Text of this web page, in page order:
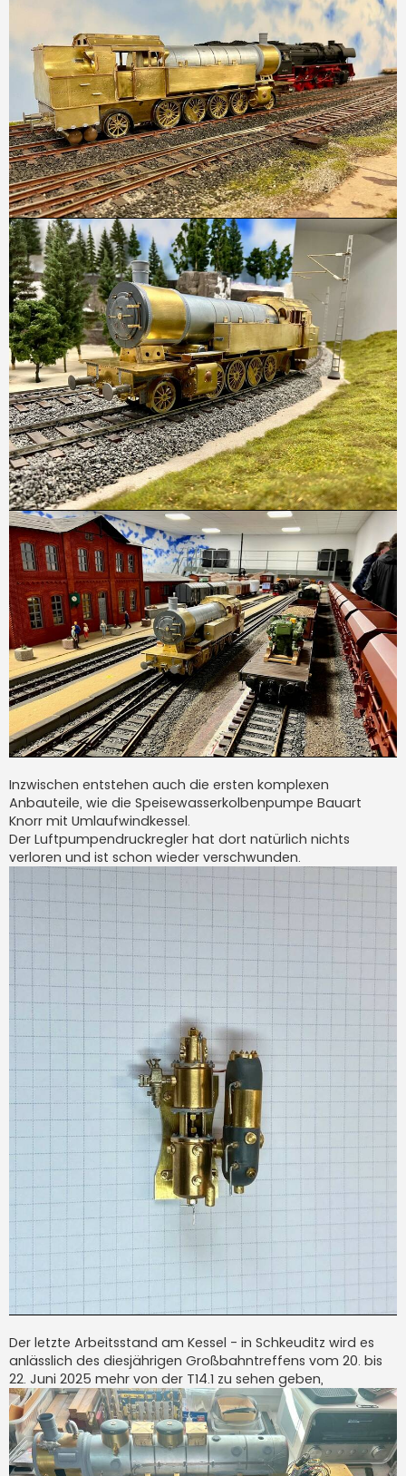
Inzwischen entstehen auch die ersten komplexen
Anbauteile, wie die Speisewasserkolbenpumpe Bauart
Knorr mit Umlaufwindkessel.
Der Luftpumpendruckregler hat dort natürlich nichts
verloren und ist schon wieder verschwunden.
Der letzte Arbeitsstand am Kessel - in Schkeuditz wird es
anlässlich des diesjährigen Großbahntreffens vom 20. bis
22. Juni 2025 mehr von der T14.1 zu sehen geben,